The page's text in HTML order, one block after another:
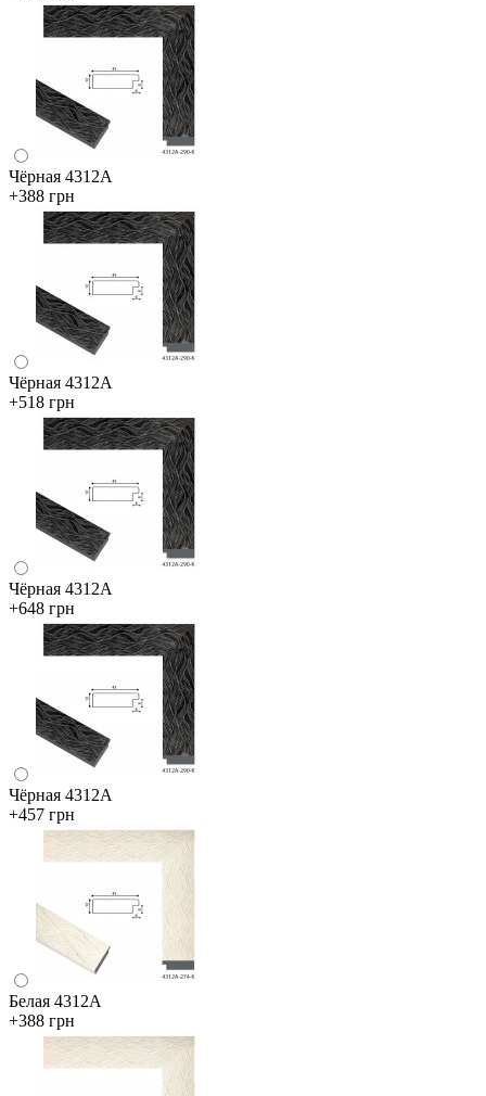
Чёрная 4312А
+388 грн
Чёрная 4312А
+518 грн
Чёрная 4312А
+648 грн
Чёрная 4312А
+457 грн
Белая 4312А
+388 грн